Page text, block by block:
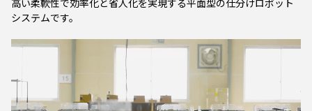
高い柔軟性で効率化と省人化を実現する平面型の仕分けロボット
システムです。